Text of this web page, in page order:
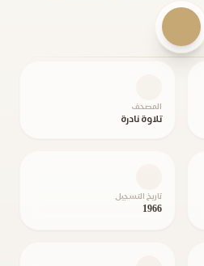
المصحف
تلاوة نادرة
تاريخ التسجيل
1966